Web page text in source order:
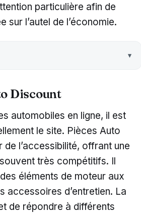
particulière afin de
sur l’autel de l’économie.
Discount
automobiles en ligne, il est
le site. Pièces Auto
l’accessibilité, offrant une
très compétitifs. Il
éléments de moteur aux
accessoires d’entretien. La
de répondre à différents